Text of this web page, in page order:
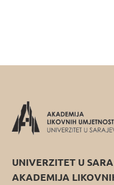
UNIVERZITET U
AKADEMIJA